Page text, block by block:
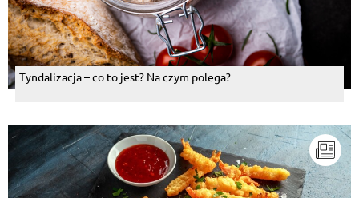
Tyndalizacja – co to jest? Na czym polega?